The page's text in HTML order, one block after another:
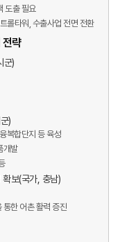
도출 필요
롤타워, 수출사업 전면 전환
전략
군)
)
복합단지 등 육성
개발
보(국가, 충남)
통한 어촌 활력 증진